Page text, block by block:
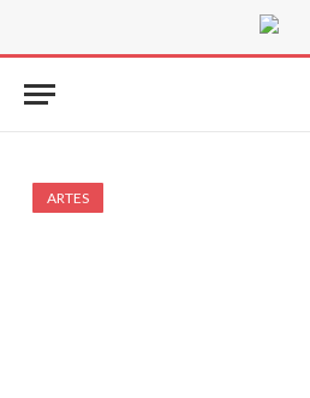
ARTES